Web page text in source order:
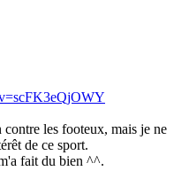
les footeux, mais je ne
de ce sport.
fait du bien ^^.